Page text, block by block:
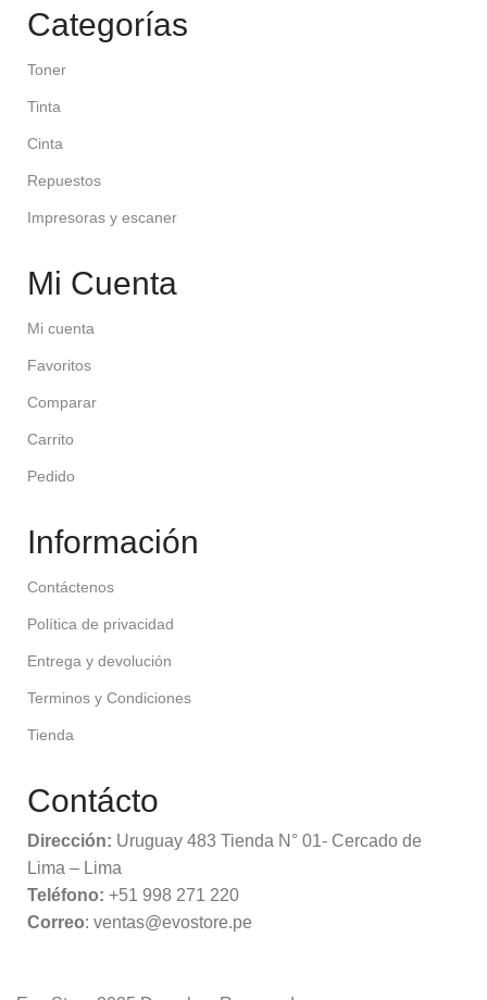
Categorías
Toner
Tinta
Cinta
Repuestos
Impresoras y escaner
Mi Cuenta
Mi cuenta
Favoritos
Comparar
Carrito
Pedido
Información
Contáctenos
Política de privacidad
Entrega y devolución
Terminos y Condiciones
Tienda
Contácto
Dirección: Uruguay 483 Tienda N° 01- Cercado de
Lima – Lima
Teléfono: +51 998 271 220
Correo: ventas@evostore.pe